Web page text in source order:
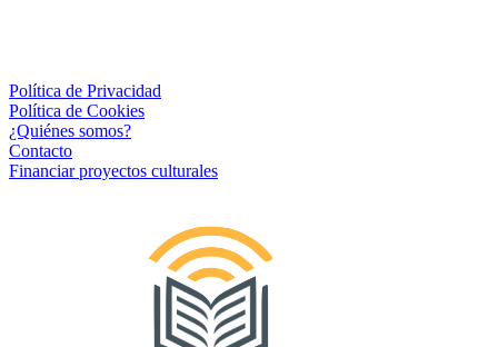
Política de Privacidad
Política de Cookies
¿Quiénes somos?
Contacto
Financiar proyectos culturales